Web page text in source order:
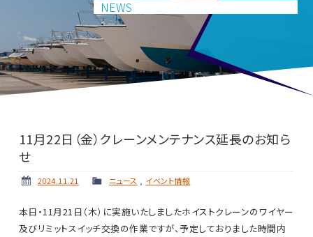
NEWS
11月22日（金）クレーンメンテナンス延長のお知ら
せ
2024.11.21 ニュース イベント情報
本日・11月21日（木）に実施いたしましたホイストクレーンのワイヤー
及びリミットスイッチ交換の作業ですが、予定しておりました時間内